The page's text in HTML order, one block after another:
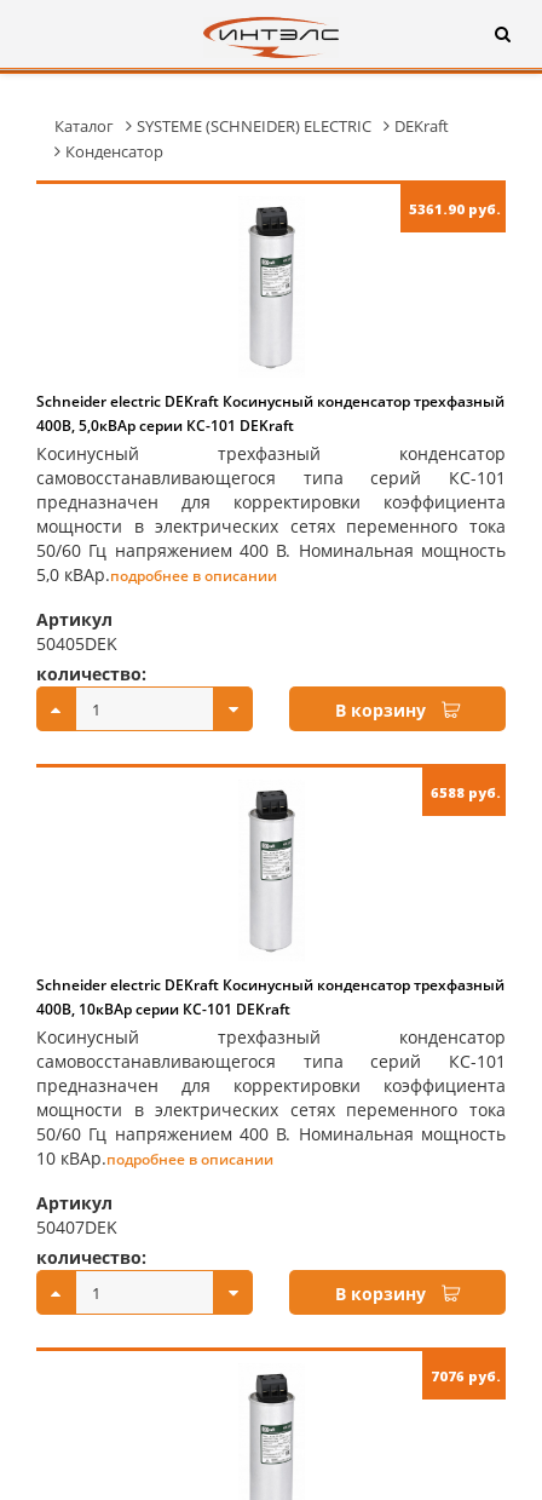
Каталог SYSTEME (SCHNEIDER) ELECTRIC
DEKraft
Конденсатор
5361.90 руб.
Schneider electric DEKraft Косинусный конденсатор трехфазный
400В, 5,0кВАр серии КС-101 DEKraft
Косинусный трехфазный конденсатор
самовосстанавливающегося типа серий КС-101
предназначен для корректировки коэффициента
мощности в электрических сетях переменного тока
50/60 Гц напряжением 400 В. Номинальная мощность
5,0 кВАр.подробнее в описании
Артикул
50405DEK
количество:
В корзину
6588 руб.
Schneider electric DEKraft Косинусный конденсатор трехфазный
400В, 10кВАр серии КС-101 DEKraft
Косинусный трехфазный конденсатор
самовосстанавливающегося типа серий КС-101
предназначен для корректировки коэффициента
мощности в электрических сетях переменного тока
50/60 Гц напряжением 400 В. Номинальная мощность
10 кВАр.подробнее в описании
Артикул
50407DEK
количество:
В корзину
7076 руб.